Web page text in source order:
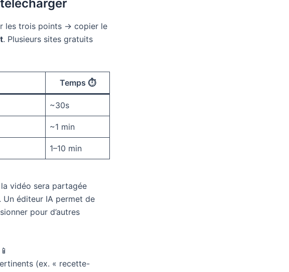
les trois points → copier le
. Plusieurs sites gratuits
Temps ⏱️
~30s
~1 min
1–10 min
vidéo sera partagée
Un éditeur IA permet de
pour d’autres
(ex. « recette-